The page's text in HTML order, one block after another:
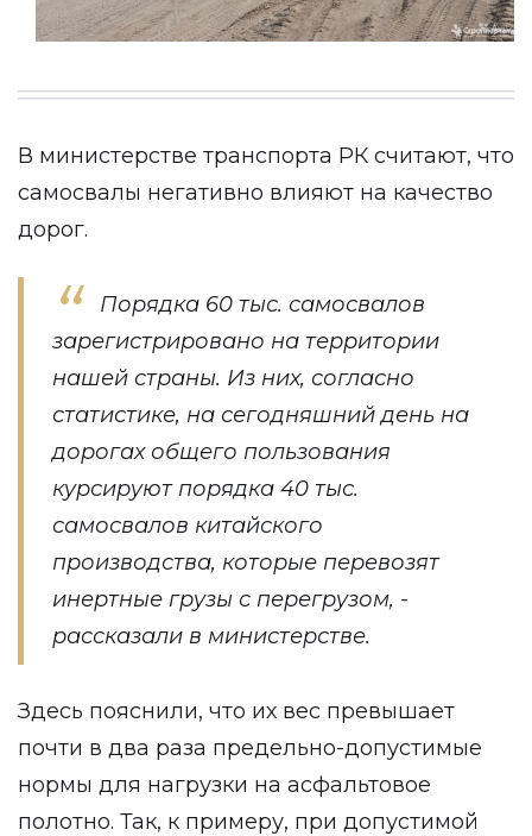
В министерстве транспорта РК считают, что
самосвалы негативно влияют на качество
дорог.
Порядка 60 тыс. самосвалов
зарегистрировано на территории
нашей страны. Из них, согласно
статистике, на сегодняшний день на
дорогах общего пользования
курсируют порядка 40 тыс.
самосвалов китайского
производства, которые перевозят
инертные грузы с перегрузом, -
рассказали в министерстве.
Здесь пояснили, что их вес превышает
почти в два раза предельно-допустимые
нормы для нагрузки на асфальтовое
полотно. Так, к примеру, при допустимой